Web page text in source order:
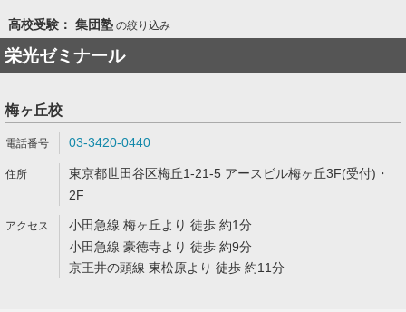
高校受験： 集団塾の絞り込み
栄光ゼミナール
梅ヶ丘校
03-3420-0440
東京都世田谷区梅丘1-21-5 アースビル梅ヶ丘3F(受付)・
2F
小田急線 梅ヶ丘より 徒歩 約1分
小田急線 豪徳寺より 徒歩 約9分
京王井の頭線 東松原より 徒歩 約11分